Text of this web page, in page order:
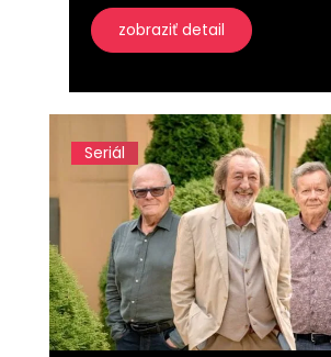
zobraziť detail
Seriál